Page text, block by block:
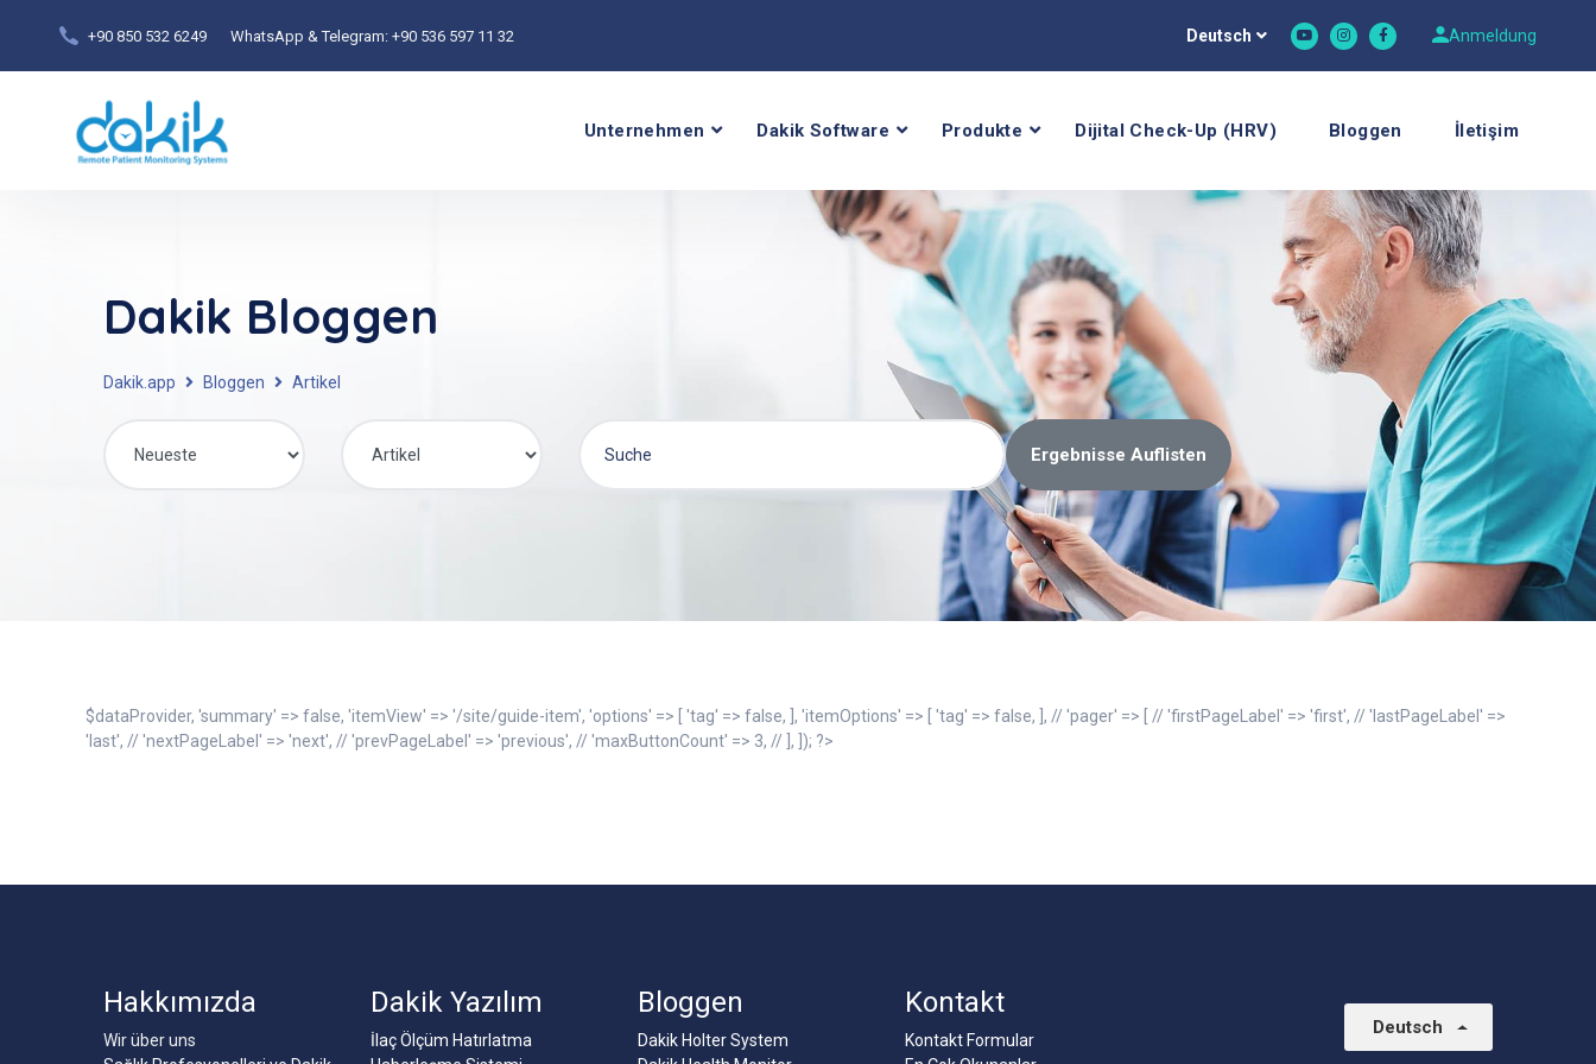
+90 850 532 6249 WhatsApp & Telegram: +90 536 597 11 32 Deutsch Anmeldung
Unternehmen Dakik Software Produkte Dijital Check-Up (HRV) Bloggen İletişim
Dakik Bloggen
Dakik.app Bloggen Artikel
Ergebnisse Auflisten
$dataProvider, 'summary' => false, 'itemView' => '/site/guide-item', 'options' => [ 'tag' => false, ], 'itemOptions' => [ 'tag' => false, ], // 'pager' => [ // 'firstPageLabel' => 'first', // 'lastPageLabel' =>
'last', // 'nextPageLabel' => 'next', // 'prevPageLabel' => 'previous', // 'maxButtonCount' => 3, // ], ]); ?>
Hakkımızda
Wir über uns
Dakik Yazılım
İlaç Ölçüm Hatırlatma
Bloggen
Dakik Holter System
Kontakt
Kontakt Formular
Deutsch